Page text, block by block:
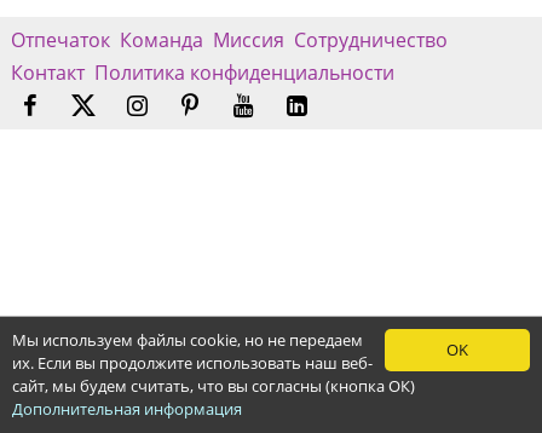
Отпечаток Команда Миссия Сотрудничество
Контакт Политика конфиденциальности
OK
Мы используем файлы cookie, но не передаем
их. Если вы продолжите использовать наш веб-
сайт, мы будем считать, что вы согласны (кнопка ОК)
Дополнительная информация